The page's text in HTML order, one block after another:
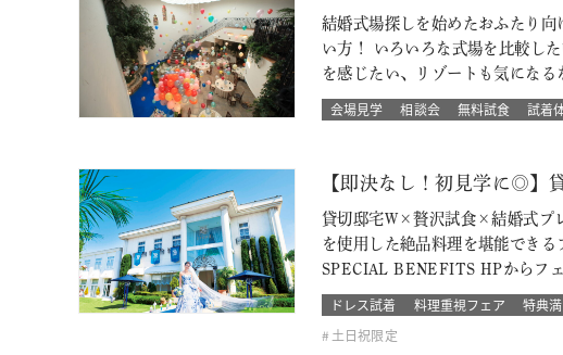
結婚式場探しを始めたおふたり
い方！ いろいろな式場を比較し
を感じたい、リゾートも気にな
会場見学 相談会 無料試食 試着
【即決なし！初見学に◎
貸切邸宅W×贅沢試食×結婚式プ
を使用した絶品料理を堪能でき
SPECIAL BENEFITS HPからフ
ドレス試着 料理重視フェア 特典
土日祝限定